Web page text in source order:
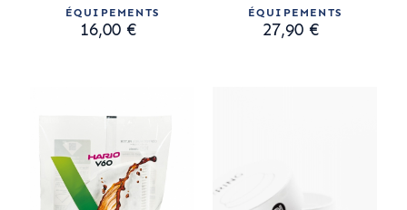
ÉQUIPEMENTS
16,00 €
ÉQUIPEMENTS
27,90 €